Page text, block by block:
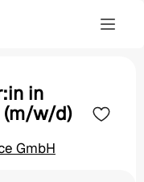
in
(m/w/d)
GmbH